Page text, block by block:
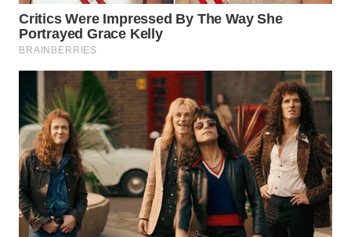
WN
SEMARANG
SOLO
WN
BOROBUDUR
WN
MADURA